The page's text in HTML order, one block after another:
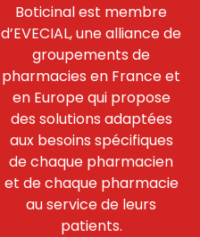
Boticinal est membre
d’EVECIAL, une alliance de
groupements de
pharmacies en France et
en Europe qui propose
des solutions adaptées
aux besoins spécifiques
de chaque pharmacien
et de chaque pharmacie
au service de leurs
patients.